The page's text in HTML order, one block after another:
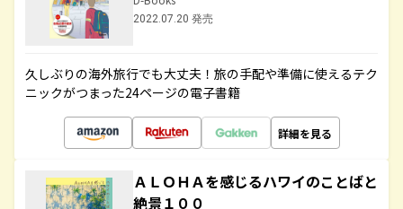
2022.07.20 発売
久しぶりの海外旅行でも大丈夫！旅の手配や準備に使えるテク
ニックがつまった24ページの電子書籍
詳細を見る
ＡＬＯＨＡを感じるハワイのことばと
絶景１００